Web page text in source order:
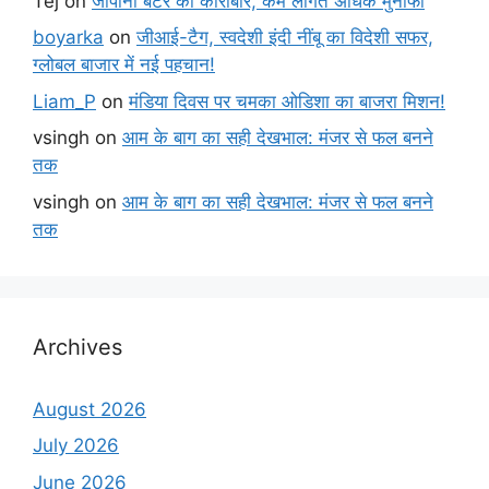
boyarka onजीआई-टैग, स्वदेशी इंदी नींबू का विदेशी सफर,
ग्लोबल बाजार में नई पहचान!
Liam_P onमंडिया दिवस पर चमका ओडिशा का बाजरा मिशन!
vsingh on आम के बाग का सही देखभाल: मंजर से फल बनने
तक
vsingh on आम के बाग का सही देखभाल: मंजर से फल बनने
तक
Archives
August 2026
July 2026
June 2026